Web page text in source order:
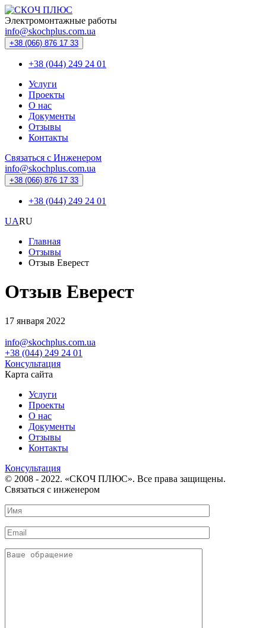
Электромонтажные работы
info@skochplus.com.ua
+38 (066) 876 17 33
+38 (044) 249 24 01
Услуги
Проекты
О нас
Документы
Отзывы
Контакты
Связаться с Инженером
info@skochplus.com.ua
+38 (066) 876 17 33
+38 (044) 249 24 01
UARU
Главная
Отзывы
Отзыв Еверест
Отзыв Еверест
17 января 2022
info@skochplus.com.ua
+38 (044) 249 24 01
Консультация
Карта сайта
Услуги
Проекты
О нас
Документы
Отзывы
Контакты
Консультация
© 2008 - 2022. «СКОЧ ПЛЮС». Все права защищены.
Связаться с инженером